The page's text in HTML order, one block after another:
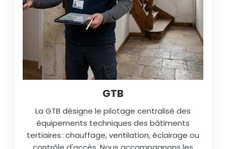
GTB
La GTB désigne le pilotage centralisé des
équipements techniques des bâtiments
tertiaires : chauffage, ventilation, éclairage ou